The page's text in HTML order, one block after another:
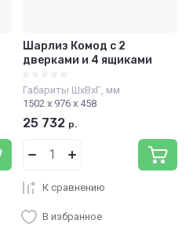
Шарлиз Комод с 2
дверками и 4 ящиками
Габариты ШхВхГ, мм
1502 х 976 х 458
25 732 р.
К сравнению
В избранное